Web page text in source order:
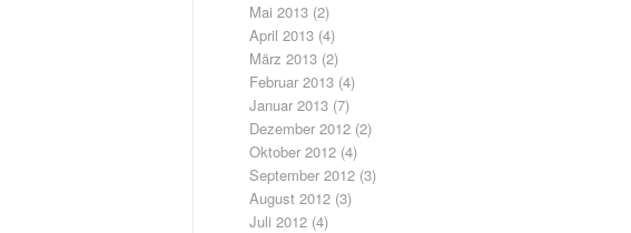
Mai 2013 (2)
April 2013 (4)
März 2013 (2)
Februar 2013 (4)
Januar 2013 (7)
Dezember 2012 (2)
Oktober 2012 (4)
September 2012 (3)
August 2012 (3)
Juli 2012 (4)